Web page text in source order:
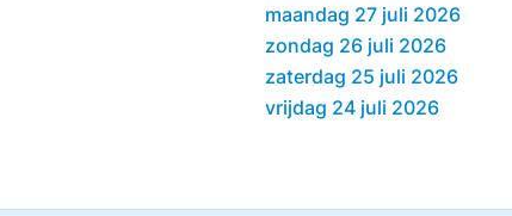
maandag 27 juli 2026
zondag 26 juli 2026
zaterdag 25 juli 2026
vrijdag 24 juli 2026